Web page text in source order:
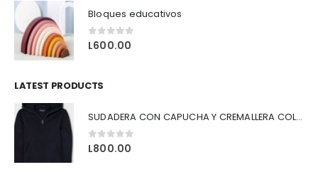
Bloques educativos
0out of 5
L600.00
LATEST PRODUCTS
SUDADERA CON CAPUCHA Y CREMALLERA COLOR AZUL
0out of 5
L800.00